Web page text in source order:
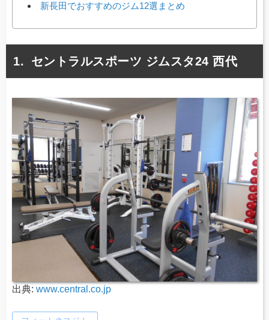
新長田でおすすめのジム12選まとめ
セントラルスポーツ ジムスタ24 西代
出典: www.central.co.jp